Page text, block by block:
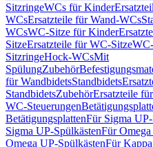
SitzringeWCs für Kinder
WCsErsatzteile für Wand-WCs
WCsWC-Sitze für Kinder
SitzeErsatzteile für WC-Sitze
SitzringeHock-WCsMit
SpülungZubehör
für WandbidetsStandbidets
StandbidetsZubehörErsatzteile
WC-Steuerungen
BetätigungsplattenFür Sigma
Sigma UP-SpülkästenFür
Omega UP-SpülkästenFür